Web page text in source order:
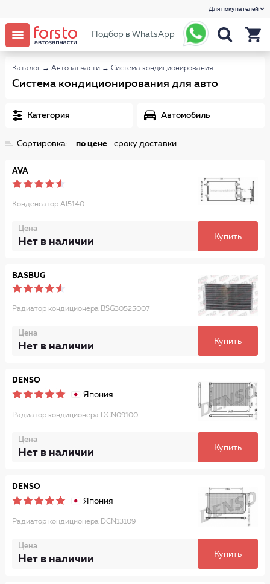
Для покупателей
Подбор в WhatsApp
Каталог → Автозапчасти → Система кондиционирования
Система кондиционирования для авто
Категория Автомобиль
Сортировка: по цене сроку доставки
AVA
Конденсатор AI5140
Цена
Нет в наличии Купить
BASBUG
Радиатор кондиционера BSG30525007
Цена
Нет в наличии Купить
DENSO
Япония
Радиатор кондиционера DCN09100
Цена
Нет в наличии Купить
DENSO
Япония
Радиатор кондиционера DCN13109
Цена
Нет в наличии Купить